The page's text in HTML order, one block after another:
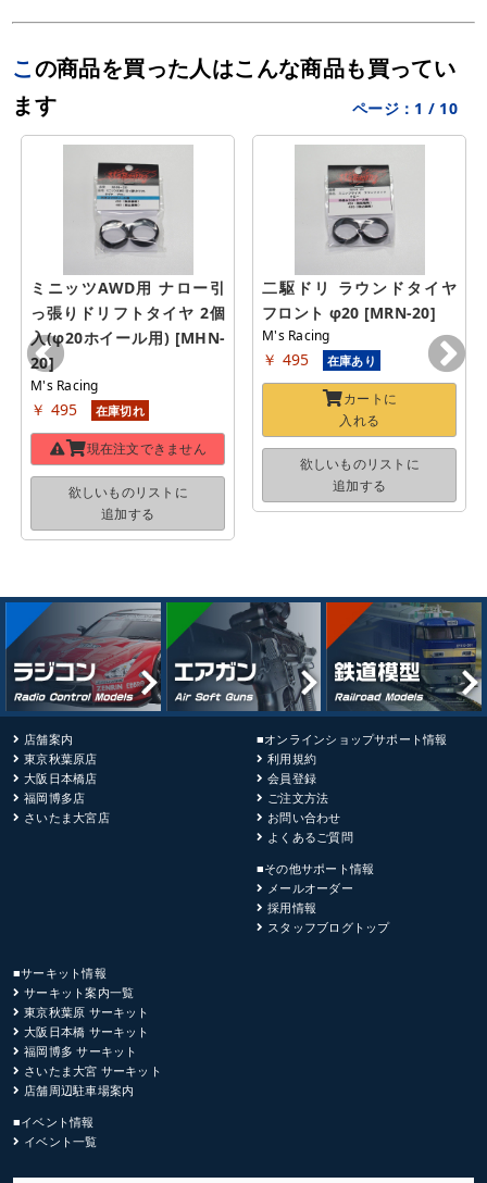
この商品を買った人はこんな商品も買ってい
ます
ページ： 1 / 10
ミニッツAWD用 ナロー引
っ張りドリフトタイヤ 2個
入(φ20ホイール用) [MHN-
20]
M's Racing
￥ 495 在庫切れ
現在注文できません
欲しいものリストに
追加する
二駆ドリ ラウンドタイヤ
フロント φ20 [MRN-20]
M's Racing
￥ 495 在庫あり
カートに
入れる
欲しいものリストに
追加する
店舗案内
東京秋葉原店
大阪日本橋店
福岡博多店
さいたま大宮店
■オンラインショップサポート情報
利用規約
会員登録
ご注文方法
お問い合わせ
よくあるご質問
■その他サポート情報
メールオーダー
採用情報
スタッフブログトップ
■サーキット情報
サーキット案内一覧
東京秋葉原 サーキット
大阪日本橋 サーキット
福岡博多 サーキット
さいたま大宮 サーキット
店舗周辺駐車場案内
■イベント情報
イベント一覧